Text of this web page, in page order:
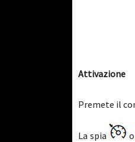
Attivazione
Premete il
La spia